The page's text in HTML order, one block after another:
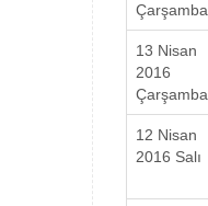
Çarşamba
13 Nisan
2016
Çarşamba
12 Nisan
2016 Salı